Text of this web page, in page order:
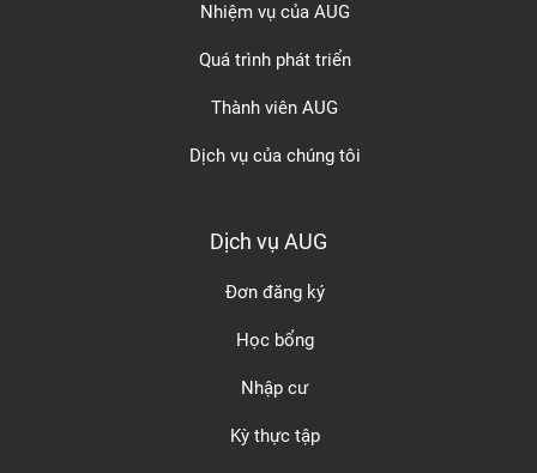
Nhiệm vụ của AUG
Quá trình phát triển
Thành viên AUG
Dịch vụ của chúng tôi
Dịch vụ AUG
Đơn đăng ký
Học bổng
Nhập cư
Kỳ thực tập